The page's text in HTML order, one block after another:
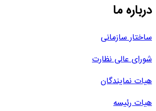
درباره ما
ساختار سازمانی
شورای عالی نظارت
هیات نمایندگان
هیات رئیسه